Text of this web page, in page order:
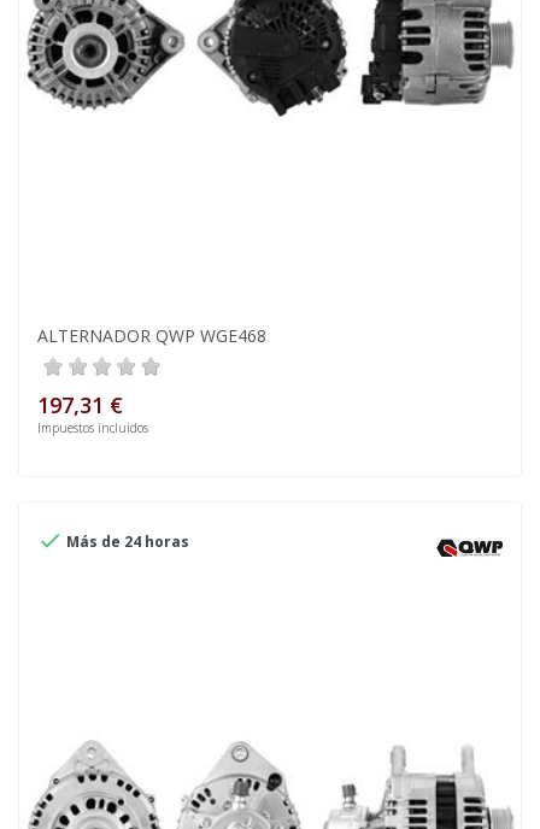
ALTERNADOR QWP WGE468
197,31 €
Impuestos incluidos
 Más de 24 horas